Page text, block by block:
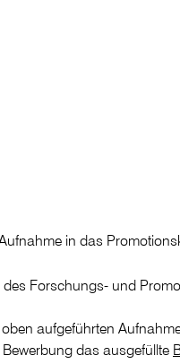
in das
des Forschungs- und
aufgeführten
das ausgefüllte